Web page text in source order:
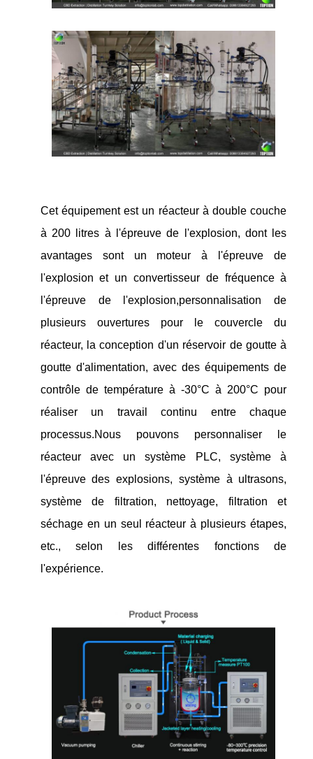
Cet équipement est un réacteur à double couche
à 200 litres à l'épreuve de l'explosion, dont les
avantages sont un moteur à l'épreuve de
l'explosion et un convertisseur de fréquence à
l'épreuve de l'explosion,personnalisation de
plusieurs ouvertures pour le couvercle du
réacteur, la conception d'un réservoir de goutte à
goutte d'alimentation, avec des équipements de
contrôle de température à -30°C à 200°C pour
réaliser un travail continu entre chaque
processus.Nous pouvons personnaliser le
réacteur avec un système PLC, système à
l'épreuve des explosions, système à ultrasons,
système de filtration, nettoyage, filtration et
séchage en un seul réacteur à plusieurs étapes,
etc., selon les différentes fonctions de
l'expérience.